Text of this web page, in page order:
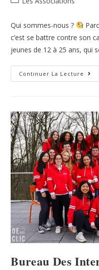
Qui sommes-nous ?
c’est se battre contre son
jeunes de 12 à 25 ans, qui
Continuer La Lecture
Bureau Des